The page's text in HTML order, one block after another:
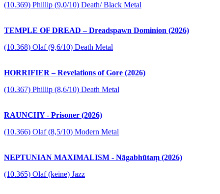
(10.369) Phillip (9,0/10) Death/ Black Metal
TEMPLE OF DREAD – Dreadspawn Dominion (2026)
(10.368) Olaf (9,6/10) Death Metal
HORRIFIER – Revelations of Gore (2026)
(10.367) Phillip (8,6/10) Death Metal
RAUNCHY - Prisoner (2026)
(10.366) Olaf (8,5/10) Modern Metal
NEPTUNIAN MAXIMALISM - Nāgabhūtaṃ (2026)
(10.365) Olaf (keine) Jazz